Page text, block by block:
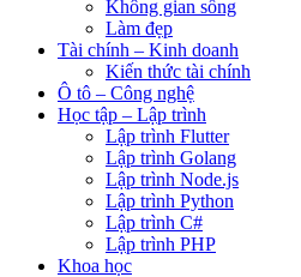
Không gian sống
Làm đẹp
Tài chính – Kinh doanh
Kiến thức tài chính
Ô tô – Công nghệ
Học tập – Lập trình
Lập trình Flutter
Lập trình Golang
Lập trình Node.js
Lập trình Python
Lập trình C#
Lập trình PHP
Khoa học